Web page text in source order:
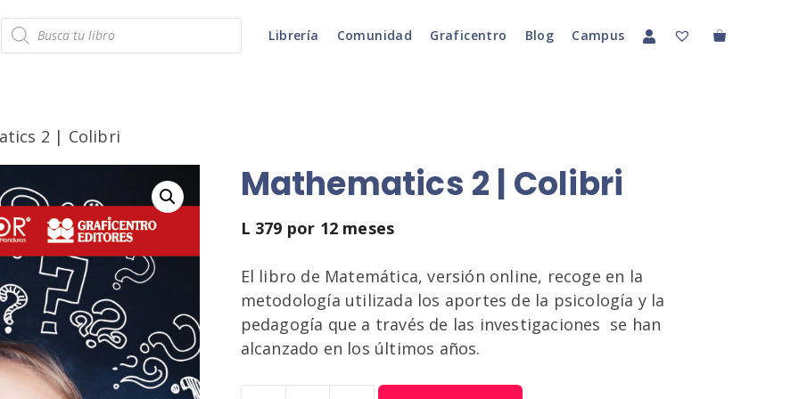
Búsqueda
de
productos
Librería Comunidad Graficentro Blog Campus
2 | Colibri
Mathematics 2 | Colibri
L 379 por 12 meses
El libro de Matemática, versión online, recoge en la
metodología utilizada los aportes de la psicología y la
pedagogía que a través de las investigaciones se han
alcanzado en los últimos años.